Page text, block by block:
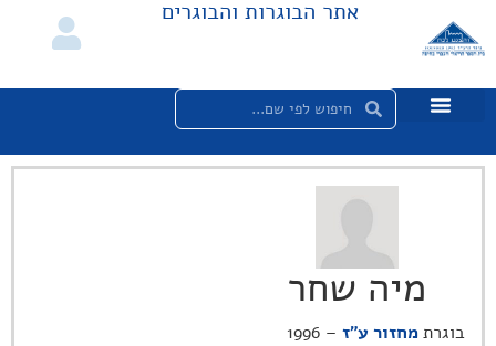
אתר הבוגרות והבוגרים
מיה שחר
בוגרתמחזור ע"ז
– 1996